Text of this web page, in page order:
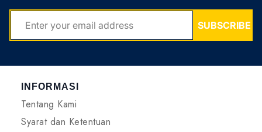
SUBSCRIBE
INFORMASI
Tentang Kami
Syarat dan Ketentuan